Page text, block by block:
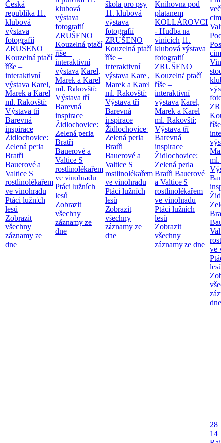
Česká
republika 11.
klubová
výstava
fotografií
ZRUŠENO
Kouzelná ptačí
říše –
interaktivní
výstava Karel,
Marek a Karel
ml. Rakovští:
Výstava tří
Barevná
inspirace
Židlochovice:
Zelená perla
Bratři
Bauerové a
Valtice S
rostlinolékařem
ve vinohradu
Ptáci lužních
lesů
Zobrazit
všechny
záznamy ze
dne
klubová
výstava
fotografií
ZRUŠENO
Kouzelná ptačí
říše –
interaktivní
výstava Karel,
Marek a Karel
ml. Rakovští:
Výstava tří
Barevná
inspirace
Židlochovice:
Zelená perla
Bratři
Bauerové a
Valtice S
rostlinolékařem
ve vinohradu
Ptáci lužních
lesů
Zobrazit
všechny
záznamy ze
dne
škola pro psy
11. klubová
výstava
fotografií
ZRUŠENO
Kouzelná ptačí
říše –
interaktivní
výstava Karel,
Marek a Karel
ml. Rakovští:
Výstava tří
Barevná
inspirace
Židlochovice:
Zelená perla
Bratři
Bauerové a
Valtice S
rostlinolékařem
ve vinohradu
Ptáci lužních
lesů
Zobrazit
všechny
záznamy ze
dne
Knihovna pod
platanem
KOLLÁROVCI
- Hudba na
vinicích 11.
klubová výstava
fotografií
ZRUŠENO
Kouzelná ptačí
říše –
interaktivní
výstava Karel,
Marek a Karel
ml. Rakovští:
Výstava tří
Barevná
inspirace
Židlochovice:
Zelená perla
Bratři Bauerové
a Valtice S
rostlinolékařem
ve vinohradu
Ptáci lužních
lesů
Zobrazit
všechny
záznamy ze dne
ml.
ve
dne
28
14